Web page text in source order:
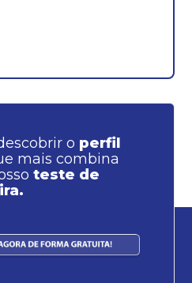
o perfil
mais combina
teste de